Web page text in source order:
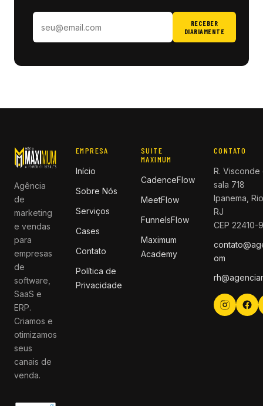
RECEBER
DIARIAMENTE
Agência
de
marketing
e vendas
para
empresas
de
software,
SaaS e
ERP.
Criamos e
otimizamos
seus
canais de
venda.
EMPRESA
Início
Sobre Nós
Serviços
Cases
Contato
Política de
Privacidade
SUITE
MAXIMUM
CadenceFlow
MeetFlow
FunnelsFlow
Maximum
Academy
CONTATO
R.
sala 718
Ipanema,
RJ
CEP 22410-
om